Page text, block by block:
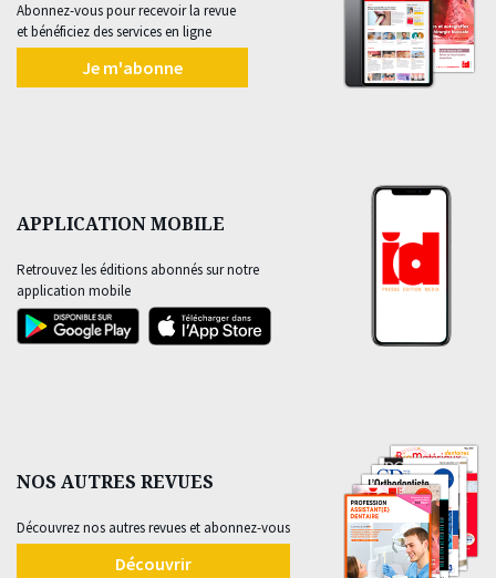
Abonnez-vous pour recevoir la revue
et bénéficiez des services en ligne
Je m'abonne
APPLICATION MOBILE
Retrouvez les éditions abonnés sur notre
application mobile
NOS AUTRES REVUES
Découvrez nos autres revues et abonnez-vous
Découvrir